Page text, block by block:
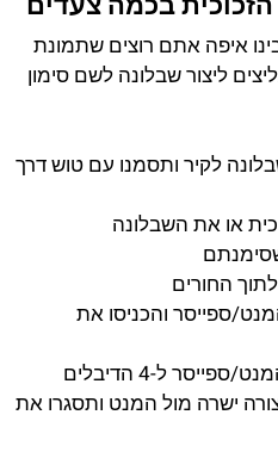
איפה אתם רוצים שתמונת
ליצור שבלונה לשם סימון
לקיר ותסמנו עם טוש דרך
או את השבלונה
ספייסר והכניסו את
ל-4 הדיבלים
ישרה מול המנט ותסגרו את